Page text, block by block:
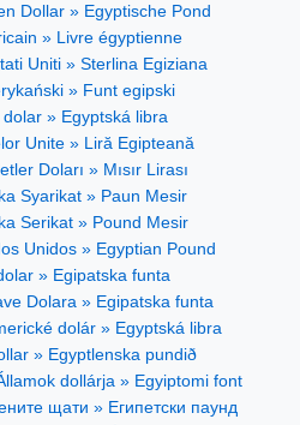
Dollar » Egyptische Pond
» Livre égyptienne
Uniti » Sterlina Egiziana
» Funt egipski
» Egyptská libra
Unite » Liră Egipteană
Doları » Mısır Lirası
Syarikat » Paun Mesir
Serikat » Pound Mesir
Unidos » Egyptian Pound
» Egipatska funta
Dolara » Egipatska funta
dolár » Egyptská libra
» Egyptlenska pundið
dollárja » Egyiptomi font
щати » Египетски паунд